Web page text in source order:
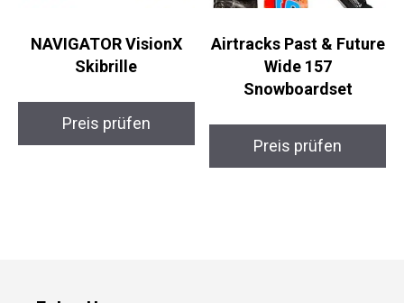
NAVIGATOR VisionX
Airtracks Past &
Future Wide 157